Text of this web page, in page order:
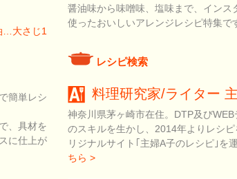
…大さじ1
簡単レシ
、具材を
に仕上が
醤油味から味噌味、塩味まで、インス
使ったおいしいアレンジレシピ特集で
レシピ検索
料理研究家/ライター
神奈川県茅ヶ崎市在住。DTP及び
のスキルを生かし、2014年よりレシ
リジナルサイト｢主婦A子のレシピ｣を
ちら >